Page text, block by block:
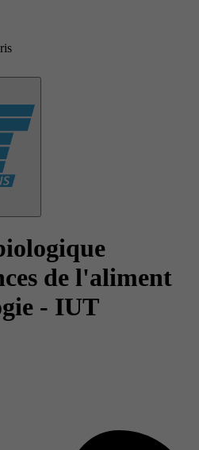
de l'aliment
- IUT